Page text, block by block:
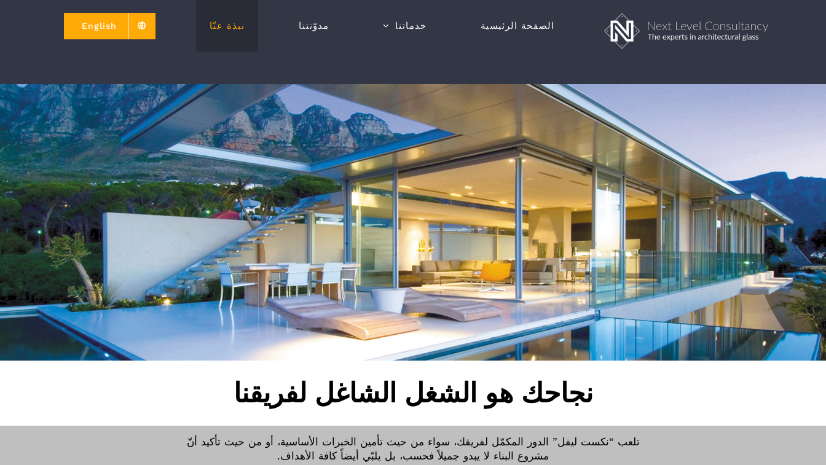
الصفحة الرئيسية خدماتنا مدوّنتنا نبذة عنّا English
نجاحك هو الشغل الشاغل لفريقنا
تلعب “نكست ليفل” الدور المكمّل لفريقك، سواء من حيث تأمين الخبرات الأساسية، أو من حيث تأكيد أنّ
مشروع البناء لا يبدو جميلاً فحسب، بل يلبّي أيضاً كافة الأهداف.